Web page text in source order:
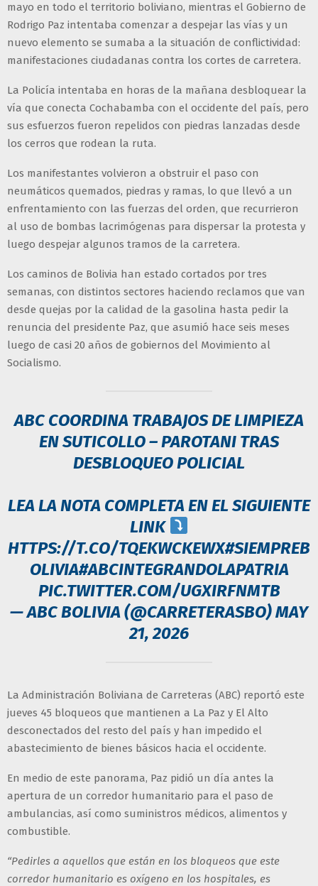
mayo en todo el territorio boliviano, mientras el Gobierno de
Rodrigo Paz intentaba comenzar a despejar las vías y un
nuevo elemento se sumaba a la situación de conflictividad:
manifestaciones ciudadanas contra los cortes de carretera.
La Policía intentaba en horas de la mañana desbloquear la
vía que conecta Cochabamba con el occidente del país, pero
sus esfuerzos fueron repelidos con piedras lanzadas desde
los cerros que rodean la ruta.
Los manifestantes volvieron a obstruir el paso con
neumáticos quemados, piedras y ramas, lo que llevó a un
enfrentamiento con las fuerzas del orden, que recurrieron
al uso de bombas lacrimógenas para dispersar la protesta y
luego despejar algunos tramos de la carretera.
Los caminos de Bolivia han estado cortados por tres
semanas, con distintos sectores haciendo reclamos que van
desde quejas por la calidad de la gasolina hasta pedir la
renuncia del presidente Paz, que asumió hace seis meses
luego de casi 20 años de gobiernos del Movimiento al
Socialismo.
ABC COORDINA TRABAJOS DE LIMPIEZA
EN SUTICOLLO – PAROTANI TRAS
DESBLOQUEO POLICIAL
LEA LA NOTA COMPLETA EN EL SIGUIENTE
LINK
HTTPS://T.CO/TQEKWCKEWX#SIEMPREB
OLIVIA#ABCINTEGRANDOLAPATRIA
PIC.TWITTER.COM/UGXIRFNMTB
— ABC BOLIVIA (@CARRETERASBO)MAY
21, 2026
La Administración Boliviana de Carreteras (ABC) reportó este
jueves 45 bloqueos que mantienen a La Paz y El Alto
desconectados del resto del país y han impedido el
abastecimiento de bienes básicos hacia el occidente.
En medio de este panorama, Paz pidió un día antes la
apertura de un corredor humanitario para el paso de
ambulancias, así como suministros médicos, alimentos y
combustible.
“Pedirles a aquellos que están en los bloqueos que este
corredor humanitario es oxígeno en los hospitales, es